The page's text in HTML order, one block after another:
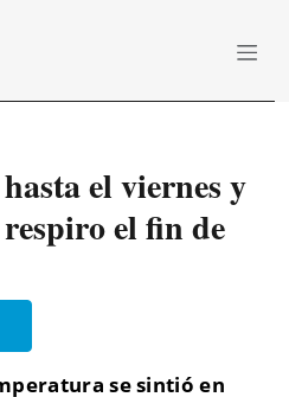
el viernes y
el fin de
se sintió en